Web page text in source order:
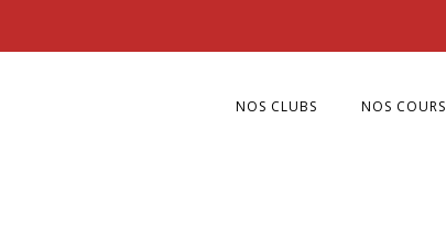
NOS CLUBS NOS COURS